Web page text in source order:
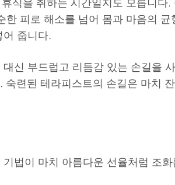
한 피로 해소를 넘어 몸과 마음의
줍니다.
신 부드럽고 리듬감 있는 손길을
련된 테라피스트의 손길은 마치
법이 마치 아름다운 선율처럼 조